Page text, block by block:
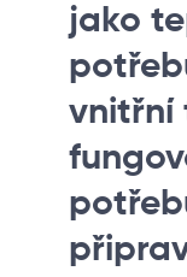
jako
vnitřní